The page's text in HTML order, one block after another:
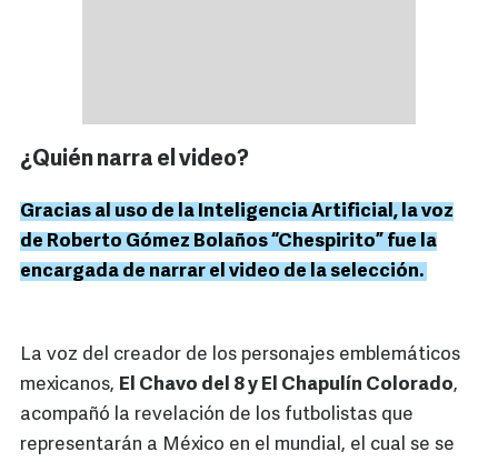
¿Quién narra el video?
Gracias al uso de la Inteligencia Artificial, la voz
de Roberto Gómez Bolaños “Chespirito” fue la
encargada de narrar el video de la selección.
La voz del creador de los personajes emblemáticos
mexicanos, El Chavo del 8 y El Chapulín Colorado,
acompañó la revelación de los futbolistas que
representarán a México en el mundial, el cual se se